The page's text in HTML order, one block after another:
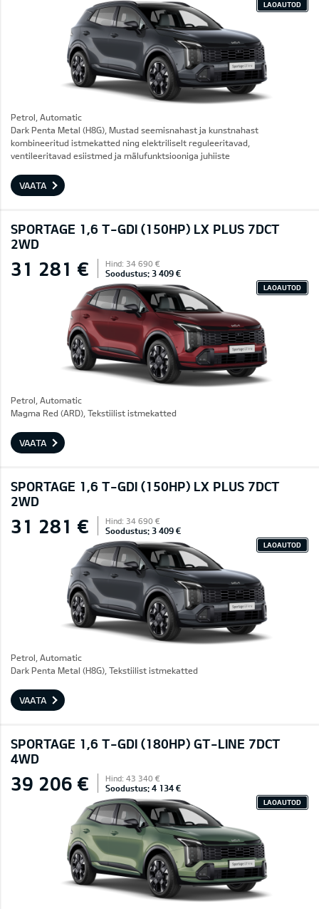
LAOAUTOD
Petrol, Automatic
Dark Penta Metal (H8G), Mustad seemisnahast ja kunstnahast
kombineeritud istmekatted ning elektriliselt reguleeritavad,
ventileeritavad esiistmed ja mälufunktsiooniga juhiiste
VAATA
SPORTAGE 1,6 T-GDI (150HP) LX PLUS 7DCT
2WD
31 281 € Hind: 34 690 €
Soodustus: 3 409 €
LAOAUTOD
Petrol, Automatic
Magma Red (ARD), Tekstiilist istmekatted
VAATA
SPORTAGE 1,6 T-GDI (150HP) LX PLUS 7DCT
2WD
31 281 € Hind: 34 690 €
Soodustus: 3 409 €
LAOAUTOD
Petrol, Automatic
Dark Penta Metal (H8G), Tekstiilist istmekatted
VAATA
SPORTAGE 1,6 T-GDI (180HP) GT-LINE 7DCT
4WD
39 206 € Hind: 43 340 €
Soodustus: 4 134 €
LAOAUTOD